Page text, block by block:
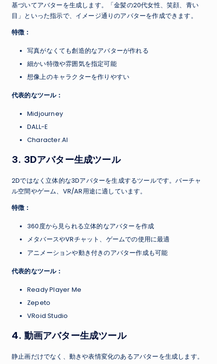
基づいてアバターを生成します。「金髪の20代女性、笑顔、青い
目」といった指示で、イメージ通りのアバターを作成できます。
特徴：
写真がなくても創造的なアバターが作れる
細かい特徴や雰囲気を指定可能
想像上のキャラクターを作りやすい
代表的なツール：
Midjourney
DALL-E
Character.AI
3. 3Dアバター生成ツール
2Dではなく立体的な3Dアバターを生成するツールです。バーチャ
ル空間やゲーム、VR/AR用途に適しています。
特徴：
360度から見られる立体的なアバターを作成
メタバースやVRチャット、ゲームでの使用に最適
アニメーションや動き付きのアバター作成も可能
代表的なツール：
Ready Player Me
Zepeto
VRoid Studio
4. 動画アバター生成ツール
静止画だけでなく、動きや表情変化のあるアバターを生成します。